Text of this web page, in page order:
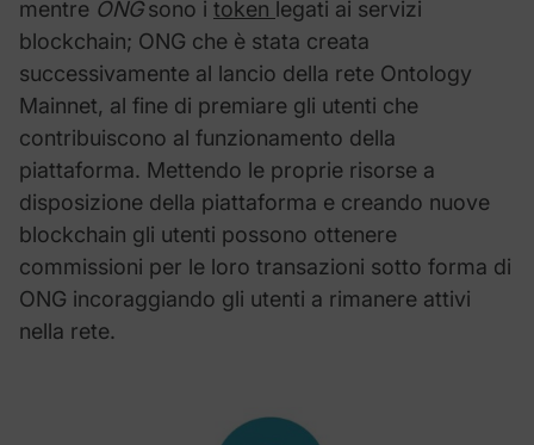
mentre ONG sono i token legati ai servizi
blockchain; ONG che è stata creata
successivamente al lancio della rete Ontology
Mainnet, al fine di premiare gli utenti che
contribuiscono al funzionamento della
piattaforma. Mettendo le proprie risorse a
disposizione della piattaforma e creando nuove
blockchain gli utenti possono ottenere
commissioni per le loro transazioni sotto forma di
ONG incoraggiando gli utenti a rimanere attivi
nella rete.